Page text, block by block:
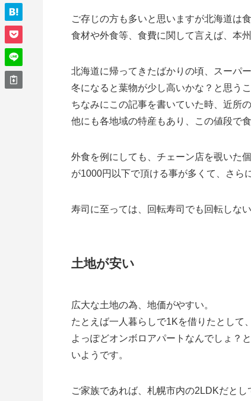
ご存じの方も多いと思いますが北海道は
食材や外食等、食費に関して言えば、本
北海道に帰ってきたばかりの頃、スーパ
冬になると葉物が少し高いかな？と思う
ちなみにこの記事を書いていた時、近所
他にも各地域の特産もあり、この値段で
外食を例にしても、チェーン店を覗いた
が1000円以下で頂ける事が多くて、さら
寿司に至っては、回転寿司でも回転しな
土地が安い
広大な土地の為、地価がやすい。
たとえば一人暮らしで1Kを借りたとして
よっぽどオンボロアパートなんでしょ？
いようです。
ご家族であれば、札幌市内の2LDKだと